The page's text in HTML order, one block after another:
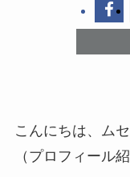
こんにちは、ム
（プロフィール